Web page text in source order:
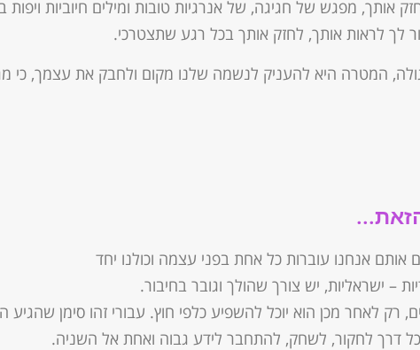
אותך, מפגש של חגיגה, של אנרגיות טובות ומילים חיוביות ויפות
לך לראות אותך, לחזק אותך בכל רגע שתצטרכי.
המטרה היא להעניק לנשמה שלנו מקום ולחבק את עצמך, כי
אותם אנחנו עוברות כל אחת בפני עצמה וכולנו יחד
– ישראליות, יש צורך שהולך וגובר בחיבור.
רק לאחר מכן הוא יוכל להשפיע כלפי חוץ. עבורי זהו סימן שהגיע
דרך לחקור, לשחק, להתחבר לידע גבוה ואחת אל השניה.